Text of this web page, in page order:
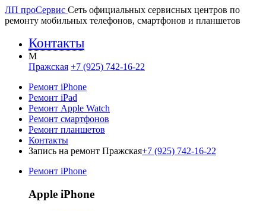
ЛП проСервис Сеть официальных сервисных центров по
ремонту мобильных телефонов, смартфонов и планшетов
Контакты
M
Пражская +7 (925) 742-16-22
Ремонт iPhone
Ремонт iPad
Ремонт Apple Watch
Ремонт смартфонов
Ремонт планшетов
Контакты
Запись на ремонт Пражская+7 (925) 742-16-22
Ремонт iPhone
Apple iPhone